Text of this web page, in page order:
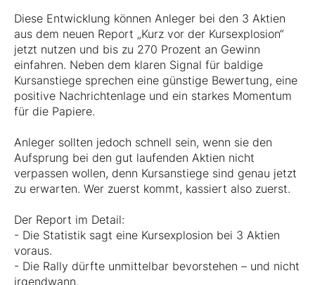
Diese Entwicklung können Anleger bei den 3 Aktien
aus dem neuen Report „Kurz vor der Kursexplosion“
jetzt nutzen und bis zu 270 Prozent an Gewinn
einfahren. Neben dem klaren Signal für baldige
Kursanstiege sprechen eine günstige Bewertung, eine
positive Nachrichtenlage und ein starkes Momentum
für die Papiere.
Anleger sollten jedoch schnell sein, wenn sie den
Aufsprung bei den gut laufenden Aktien nicht
verpassen wollen, denn Kursanstiege sind genau jetzt
zu erwarten. Wer zuerst kommt, kassiert also zuerst.
Der Report im Detail:
- Die Statistik sagt eine Kursexplosion bei 3 Aktien
voraus.
- Die Rally dürfte unmittelbar bevorstehen – und nicht
irgendwann.